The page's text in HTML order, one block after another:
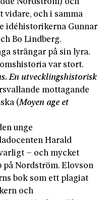
Nordström) och
vidare, och i samma
idéhistorikerna Gunnar
Bo Lindberg.
strängar på sin lyra.
var stort.
En utvecklingshistorisk
mottagande
(Moyen age et
unge
Harald
– och mycket
Nordström. Elovson
bok som ett plagiat
och